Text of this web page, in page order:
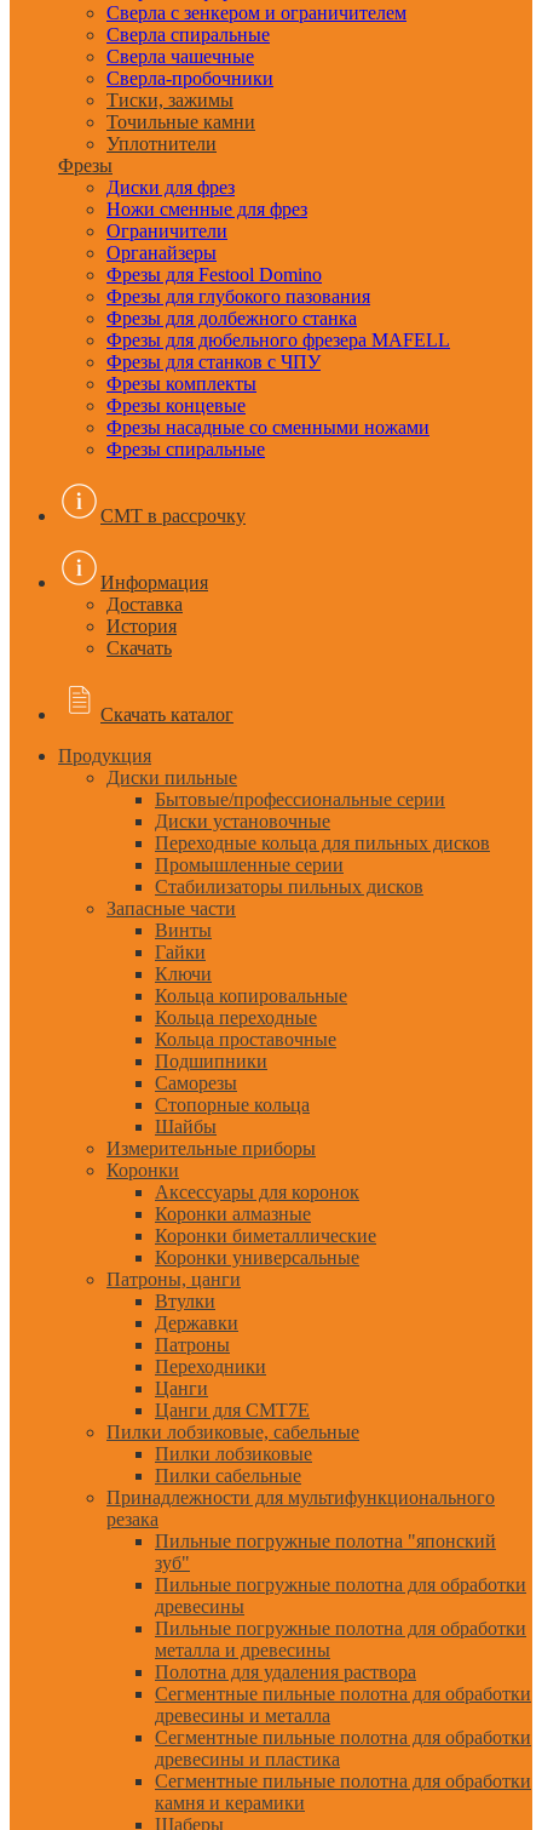
Сверла с зенкером и ограничителем
Сверла спиральные
Сверла чашечные
Сверла-пробочники
Тиски, зажимы
Точильные камни
Уплотнители
Фрезы
Диски для фрез
Ножи сменные для фрез
Ограничители
Органайзеры
Фрезы для Festool Domino
Фрезы для глубокого пазования
Фрезы для долбежного станка
Фрезы для дюбельного фрезера MAFELL
Фрезы для станков с ЧПУ
Фрезы комплекты
Фрезы концевые
Фрезы насадные со сменными ножами
Фрезы спиральные
CMT в рассрочку
Информация
Доставка
История
Скачать
Скачать каталог
Продукция
Диски пильные
Бытовые/профессиональные серии
Диски установочные
Переходные кольца для пильных дисков
Промышленные серии
Стабилизаторы пильных дисков
Запасные части
Винты
Гайки
Ключи
Кольца копировальные
Кольца переходные
Кольца проставочные
Подшипники
Саморезы
Стопорные кольца
Шайбы
Измерительные приборы
Коронки
Аксессуары для коронок
Коронки алмазные
Коронки биметаллические
Коронки универсальные
Патроны, цанги
Втулки
Державки
Патроны
Переходники
Цанги
Цанги для CMT7E
Пилки лобзиковые, сабельные
Пилки лобзиковые
Пилки сабельные
Принадлежности для мультифункционального
резака
Пильные погружные полотна "японский
зуб"
Пильные погружные полотна для обработки
древесины
Пильные погружные полотна для обработки
металла и древесины
Полотна для удаления раствора
Сегментные пильные полотна для обработки
древесины и металла
Сегментные пильные полотна для обработки
древесины и пластика
Сегментные пильные полотна для обработки
камня и керамики
Шаберы